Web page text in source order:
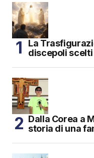
La
discepoli scelti
Dalla Corea a
storia di una